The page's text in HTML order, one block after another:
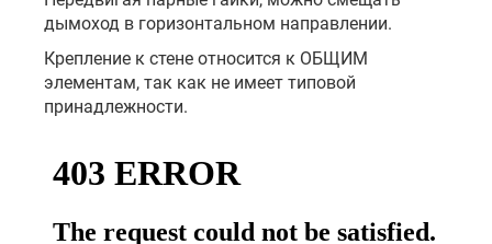
дымоход в горизонтальном направлении.
Крепление к стене относится к ОБЩИМ
элементам, так как не имеет типовой
принадлежности.